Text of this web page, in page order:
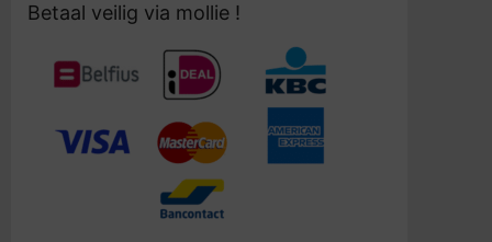
Betaal veilig via mollie !